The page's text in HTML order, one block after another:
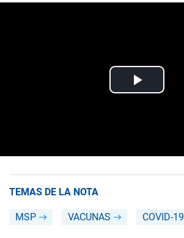
TEMAS DE LA NOTA
MSP VACUNAS COVID-19